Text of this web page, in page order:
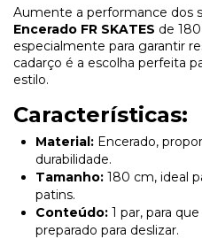
Aumente a performance dos
Encerado FR SKATES de
especialmente para garantir
cadarço é a escolha perfeita
estilo.
Características:
Material: Encerado,
durabilidade.
Tamanho: 180 cm, ideal
patins.
Conteúdo: 1 par, para
preparado para deslizar.